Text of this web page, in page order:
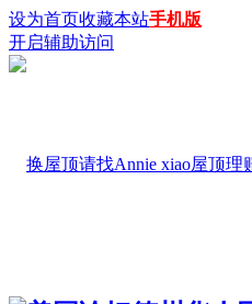
设为首页收藏本站手机版
开启辅助访问